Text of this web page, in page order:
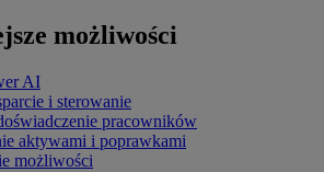
możliwości
AI
i sterowanie
pracowników
aktywami i poprawkami
możliwości